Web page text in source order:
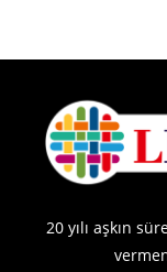
20 yılı aşkın